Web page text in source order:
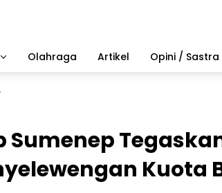
Olahraga Artikel Opini / Sastra
Sumenep
Kuota